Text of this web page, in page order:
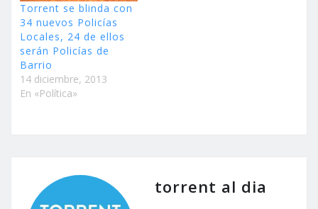
Torrent se blinda con
34 nuevos Policías
Locales, 24 de ellos
serán Policías de
Barrio
14 diciembre, 2013
En «Política»
torrent al dia